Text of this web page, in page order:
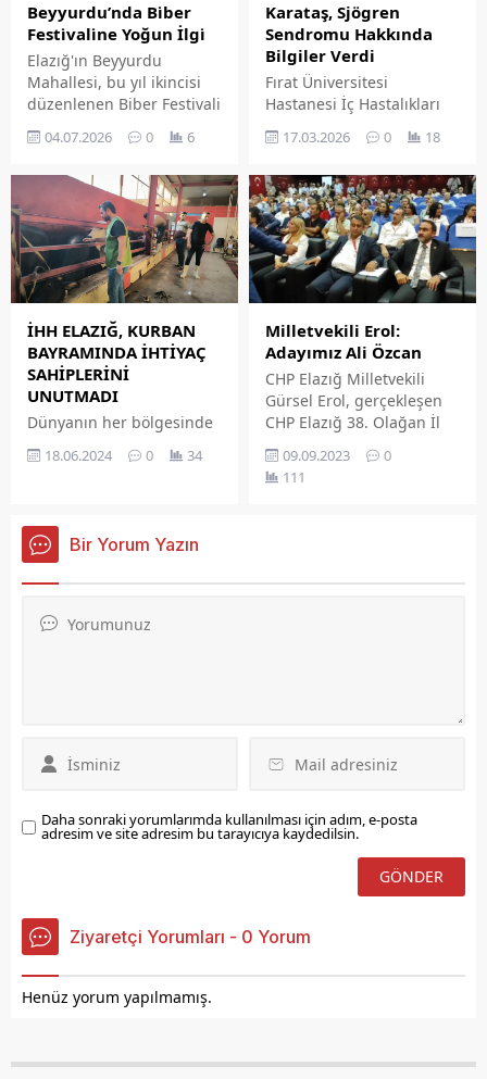
Beyyurdu’nda Bi̇ber
Festi̇vali̇ne Yoğun İlgi̇
Elazığ'ın Beyyurdu
Mahallesi, bu yıl ikincisi
düzenlenen Biber Festivali
ile renkli görüntülere ev
sahipliği yaptı. Mahalle
davetlinin bir araya
geldiği festivalde,
Elazığ'ın yöresel lezzetleri
ve kültürel değerleri ön
plana çıkarıldı.
04.07.2026 0 6
Karataş, Sjögren
Sendromu Hakkında
Bilgiler Verdi
Fırat Üniversitesi
Hastanesi İç Hastalıkları
Anabilim Dalı Romatoloji
Bilim Dalı Öğretim Üyesi
Sjögren sendromu
hakkında bilgiler verdi.
17.03.2026 0 18
İHH ELAZIĞ, KURBAN
BAYRAMINDA İHTİYAÇ
SAHİPLERİNİ
UNUTMADI
Dünyanın her bölgesinde
ihtiyaç sahibi mazlumlara
yardım ulaştırmada
Elazığ Şubesi, Kurban
Bayramında da
18.06.2024 0 34
Milletvekili Erol:
Adayımız Ali Özcan
CHP Elazığ Milletvekili
Gürsel Erol, gerçekleşen
CHP Elazığ 38. Olağan İl
Kongresi'nde yaptığı
açıklamada Ali Özcan'a
Belediye Başkanlığı adayı
09.09.2023
0
111
Bir Yorum Yazın
Daha sonraki yorumlarımda kullanılması için adım, e-posta
adresim ve site adresim bu tarayıcıya kaydedilsin.
Ziyaretçi Yorumları - 0 Yorum
Henüz yorum yapılmamış.